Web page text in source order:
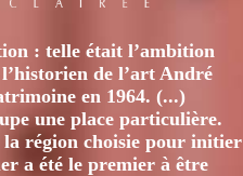
: telle était l’ambition
de l’art André
en 1964. (...)
une place particulière.
la région choisie pour initier
a été le premier à être